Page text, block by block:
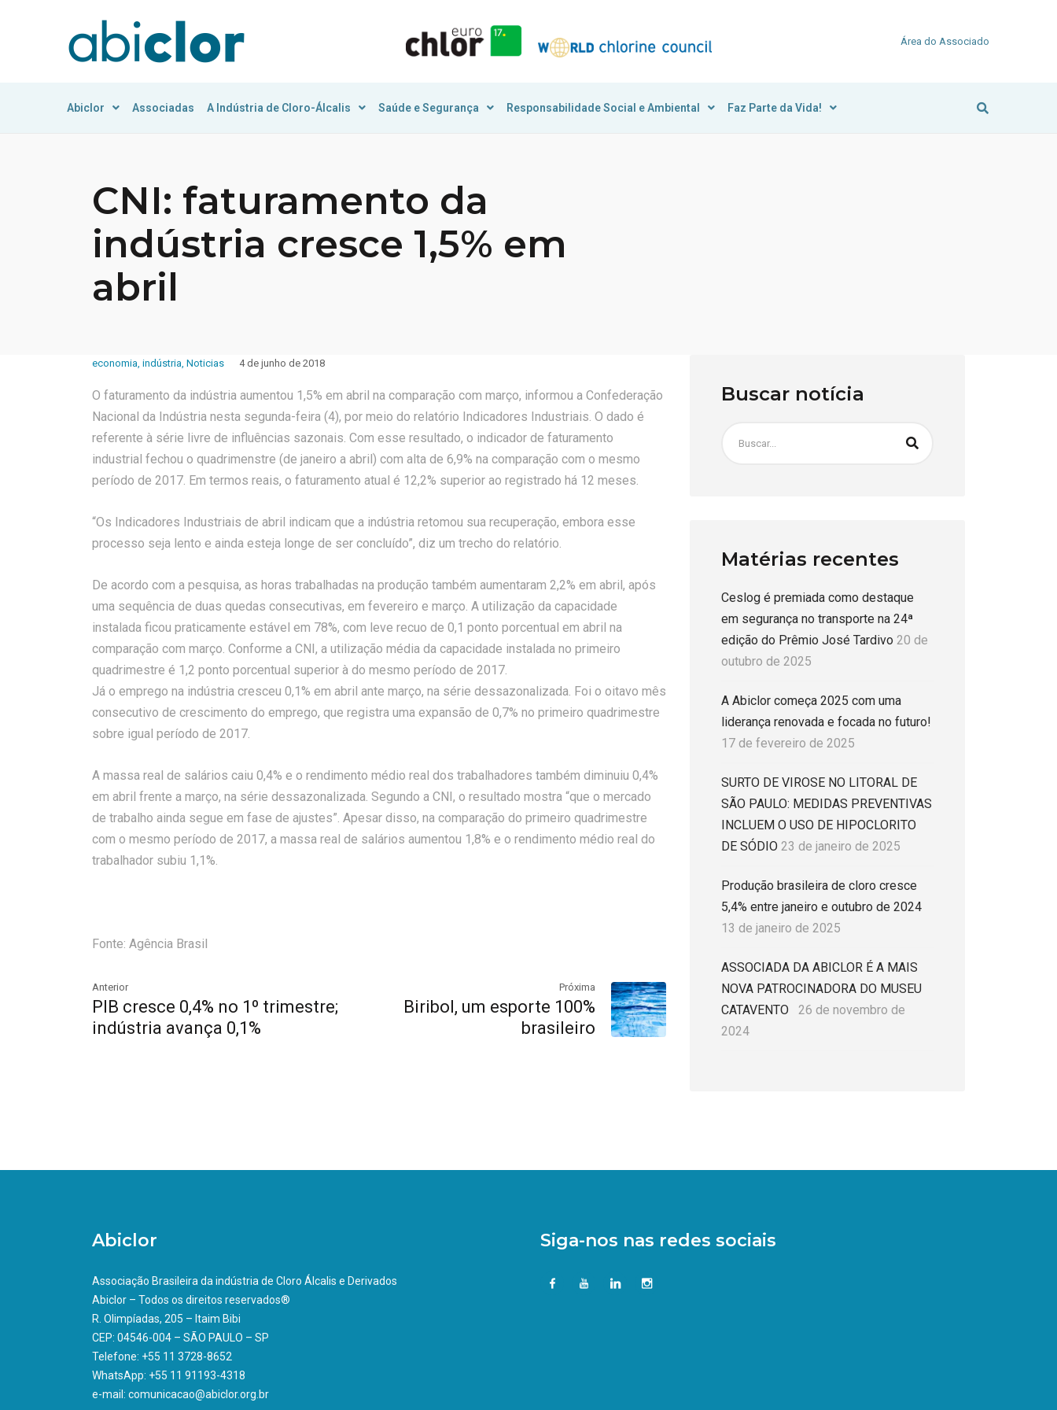
Área do Associado
Abiclor Associadas A Indústria de Cloro-Álcalis Saúde e Segurança Responsabilidade Social e Ambiental Faz Parte da Vida!
CNI: faturamento da
indústria cresce 1,5% em
abril
economia, indústria, Noticias 4 de junho de 2018
O faturamento da indústria aumentou 1,5% em abril na comparação com março, informou a Confederação
Nacional da Indústria nesta segunda-feira (4), por meio do relatório Indicadores Industriais. O dado é
referente à série livre de influências sazonais. Com esse resultado, o indicador de faturamento
industrial fechou o quadrimenstre (de janeiro a abril) com alta de 6,9% na comparação com o mesmo
período de 2017. Em termos reais, o faturamento atual é 12,2% superior ao registrado há 12 meses.
“Os Indicadores Industriais de abril indicam que a indústria retomou sua recuperação, embora esse
processo seja lento e ainda esteja longe de ser concluído”, diz um trecho do relatório.
De acordo com a pesquisa, as horas trabalhadas na produção também aumentaram 2,2% em abril, após
uma sequência de duas quedas consecutivas, em fevereiro e março. A utilização da capacidade
instalada ficou praticamente estável em 78%, com leve recuo de 0,1 ponto porcentual em abril na
comparação com março. Conforme a CNI, a utilização média da capacidade instalada no primeiro
quadrimestre é 1,2 ponto porcentual superior à do mesmo período de 2017.
Já o emprego na indústria cresceu 0,1% em abril ante março, na série dessazonalizada. Foi o oitavo mês
consecutivo de crescimento do emprego, que registra uma expansão de 0,7% no primeiro quadrimestre
sobre igual período de 2017.
A massa real de salários caiu 0,4% e o rendimento médio real dos trabalhadores também diminuiu 0,4%
em abril frente a março, na série dessazonalizada. Segundo a CNI, o resultado mostra “que o mercado
de trabalho ainda segue em fase de ajustes”. Apesar disso, na comparação do primeiro quadrimestre
com o mesmo período de 2017, a massa real de salários aumentou 1,8% e o rendimento médio real do
trabalhador subiu 1,1%.
Fonte: Agência Brasil
Anterior
PIB cresce 0,4% no 1º trimestre;
indústria avança 0,1%
Próxima
Biribol, um esporte 100%
brasileiro
Buscar notícia
Matérias recentes
Ceslog é premiada como destaque
em segurança no transporte na 24ª
edição do Prêmio José Tardivo 20 de
outubro de 2025
A Abiclor começa 2025 com uma
liderança renovada e focada no futuro!
17 de fevereiro de 2025
SURTO DE VIROSE NO LITORAL DE
SÃO PAULO: MEDIDAS PREVENTIVAS
INCLUEM O USO DE HIPOCLORITO
DE SÓDIO 23 de janeiro de 2025
Produção brasileira de cloro cresce
5,4% entre janeiro e outubro de 2024
13 de janeiro de 2025
ASSOCIADA DA ABICLOR É A MAIS
NOVA PATROCINADORA DO MUSEU
CATAVENTO
26 de novembro de
2024
Abiclor
Associação Brasileira da indústria de Cloro Álcalis e Derivados
Abiclor – Todos os direitos reservados®
R. Olimpíadas, 205 – Itaim Bibi
CEP: 04546-004 – SÃO PAULO – SP
Telefone: +55 11 3728-8652
WhatsApp: +55 11 91193-4318
e-mail: comunicacao@abiclor.org.br
Siga-nos nas redes sociais